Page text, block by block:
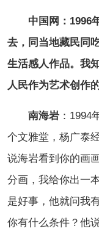
中国网：1996
去，同当地藏民同
生活感人作品。我
人民作为艺术创作
南海岩 ：1994
个文雅堂，杨广泰
说海岩看到你的画
分画，我给你出一
是好事，他就问我
你有什么条件？他